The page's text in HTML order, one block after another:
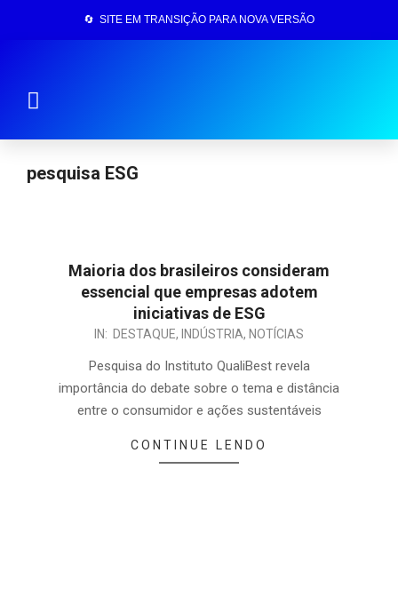
🔄 SITE EM TRANSIÇÃO PARA NOVA VERSÃO
pesquisa ESG
Maioria dos brasileiros consideram
essencial que empresas adotem
iniciativas de ESG
IN: DESTAQUE, INDÚSTRIA, NOTÍCIAS
Pesquisa do Instituto QualiBest revela
importância do debate sobre o tema e distância
entre o consumidor e ações sustentáveis
CONTINUE LENDO